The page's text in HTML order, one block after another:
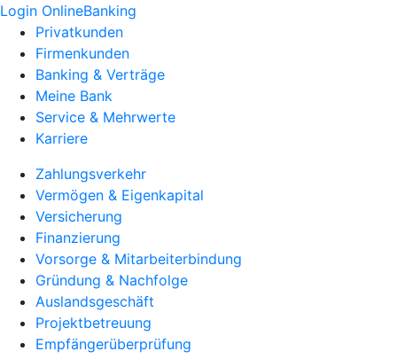
Login OnlineBanking
Privatkunden
Firmenkunden
Banking & Verträge
Meine Bank
Service & Mehrwerte
Karriere
Zahlungsverkehr
Vermögen & Eigenkapital
Versicherung
Finanzierung
Vorsorge & Mitarbeiterbindung
Gründung & Nachfolge
Auslandsgeschäft
Projektbetreuung
Empfängerüberprüfung